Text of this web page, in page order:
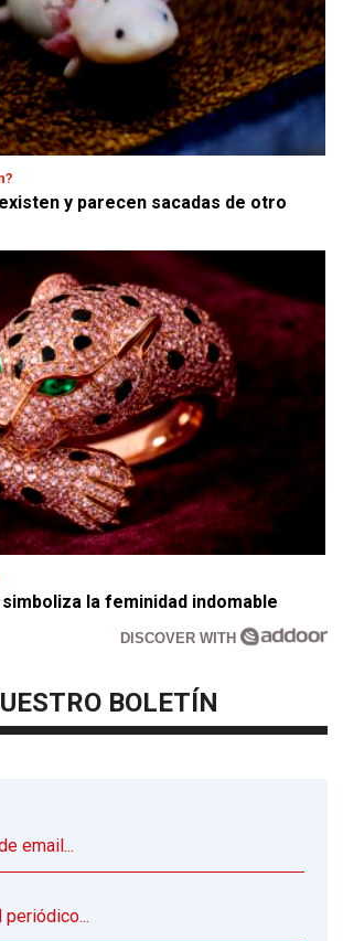
y parecen sacadas de otro
simboliza la feminidad indomable
DISCOVER WITH
BOLETÍN